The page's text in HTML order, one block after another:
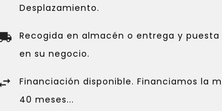
Desplazamiento.
Recogida en almacén o entrega y
en su negocio.
Financiación disponible. Financiamos la
40 meses...